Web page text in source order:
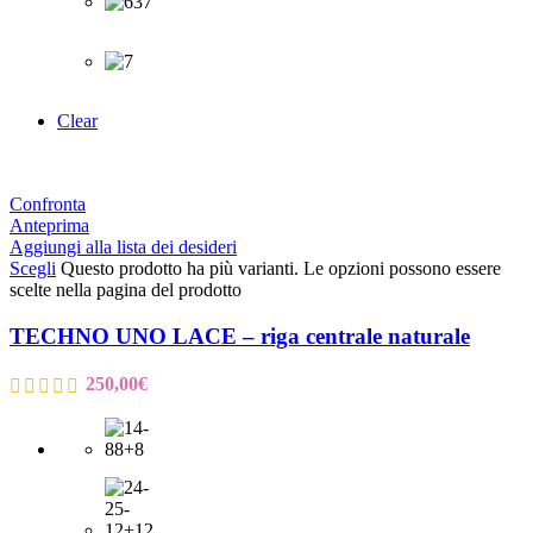
Clear
Confronta
Anteprima
Aggiungi alla lista dei desideri
Scegli Questo prodotto ha più varianti. Le opzioni possono essere
scelte nella pagina del prodotto
TECHNO UNO LACE – riga centrale naturale
250,00€